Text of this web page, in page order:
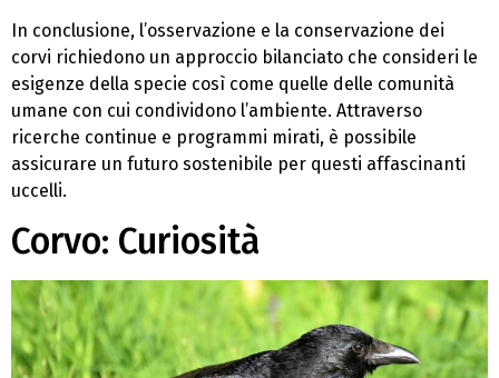
In conclusione, l’osservazione e la conservazione dei
corvi richiedono un approccio bilanciato che consideri le
esigenze della specie così come quelle delle comunità
umane con cui condividono l’ambiente. Attraverso
ricerche continue e programmi mirati, è possibile
assicurare un futuro sostenibile per questi affascinanti
uccelli.
Corvo: Curiosità